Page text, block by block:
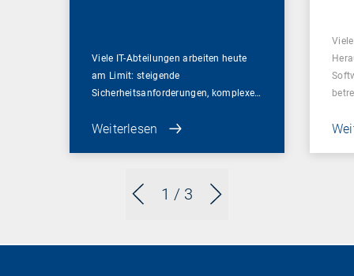
1 / 3
Viele IT-Abteilungen arbeiten heute
am Limit: steigende
Sicherheitsanforderungen, komplexe…
Weiterlesen